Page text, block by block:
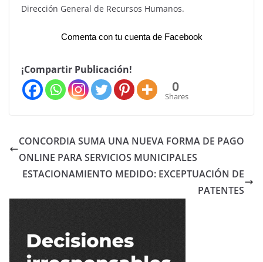
Dirección General de Recursos Humanos.
Comenta con tu cuenta de Facebook
¡Compartir Publicación!
0
Shares
CONCORDIA SUMA UNA NUEVA FORMA DE PAGO
ONLINE PARA SERVICIOS MUNICIPALES
ESTACIONAMIENTO MEDIDO: EXCEPTUACIÓN DE
PATENTES